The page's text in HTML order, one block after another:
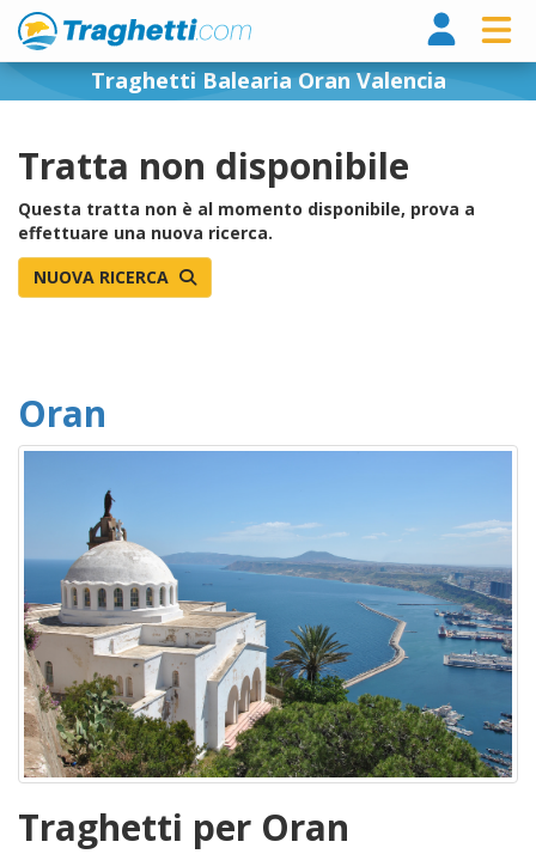
Traghetti Balearia Oran Valencia
Tratta non disponibile
Questa tratta non è al momento disponibile, prova a
effettuare una nuova ricerca.
NUOVA RICERCA
Oran
Traghetti per Oran